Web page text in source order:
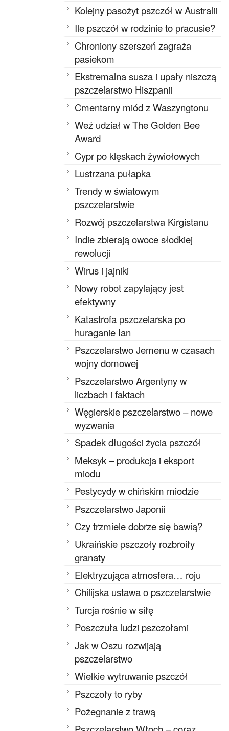
Kolejny pasożyt pszczół w Australii
Ile pszczół w rodzinie to pracusie?
Chroniony szerszeń zagraża
pasiekom
Ekstremalna susza i upały niszczą
pszczelarstwo Hiszpanii
Cmentarny miód z Waszyngtonu
Weź udział w The Golden Bee
Award
Cypr po klęskach żywiołowych
Lustrzana pułapka
Trendy w światowym
pszczelarstwie
Rozwój pszczelarstwa Kirgistanu
Indie zbierają owoce słodkiej
rewolucji
Wirus i jajniki
Nowy robot zapylający jest
efektywny
Katastrofa pszczelarska po
huraganie Ian
Pszczelarstwo Jemenu w czasach
wojny domowej
Pszczelarstwo Argentyny w
liczbach i faktach
Węgierskie pszczelarstwo – nowe
wyzwania
Spadek długości życia pszczół
Meksyk – produkcja i eksport
miodu
Pestycydy w chińskim miodzie
Pszczelarstwo Japonii
Czy trzmiele dobrze się bawią?
Ukraińskie pszczoły rozbroiły
granaty
Elektryzująca atmosfera… roju
Chilijska ustawa o pszczelarstwie
Turcja rośnie w siłę
Poszczuła ludzi pszczołami
Jak w Oszu rozwijają
pszczelarstwo
Wielkie wytruwanie pszczół
Pszczoły to ryby
Pożegnanie z trawą